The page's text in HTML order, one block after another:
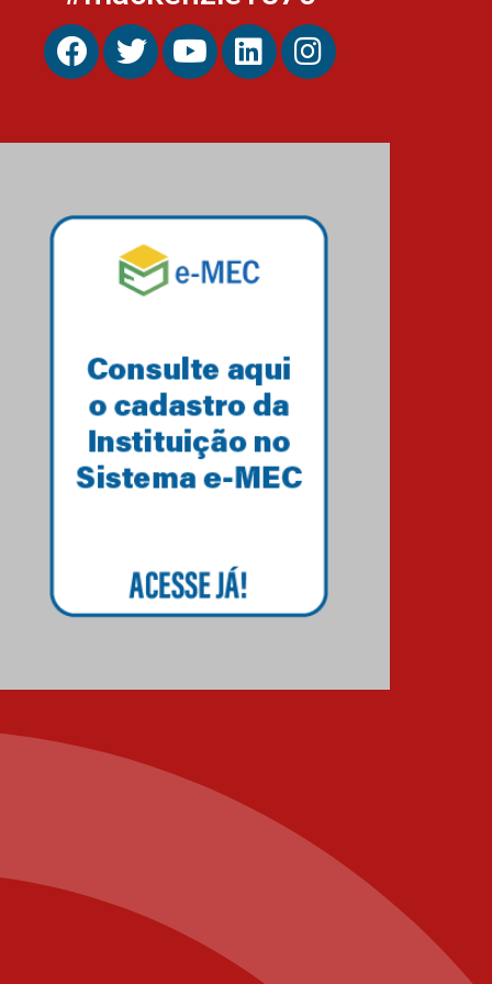
Estudantes do Mackenzie
Brasília conquistam